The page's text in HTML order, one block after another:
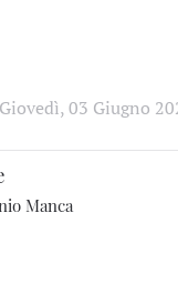
03 Giugno
Manca